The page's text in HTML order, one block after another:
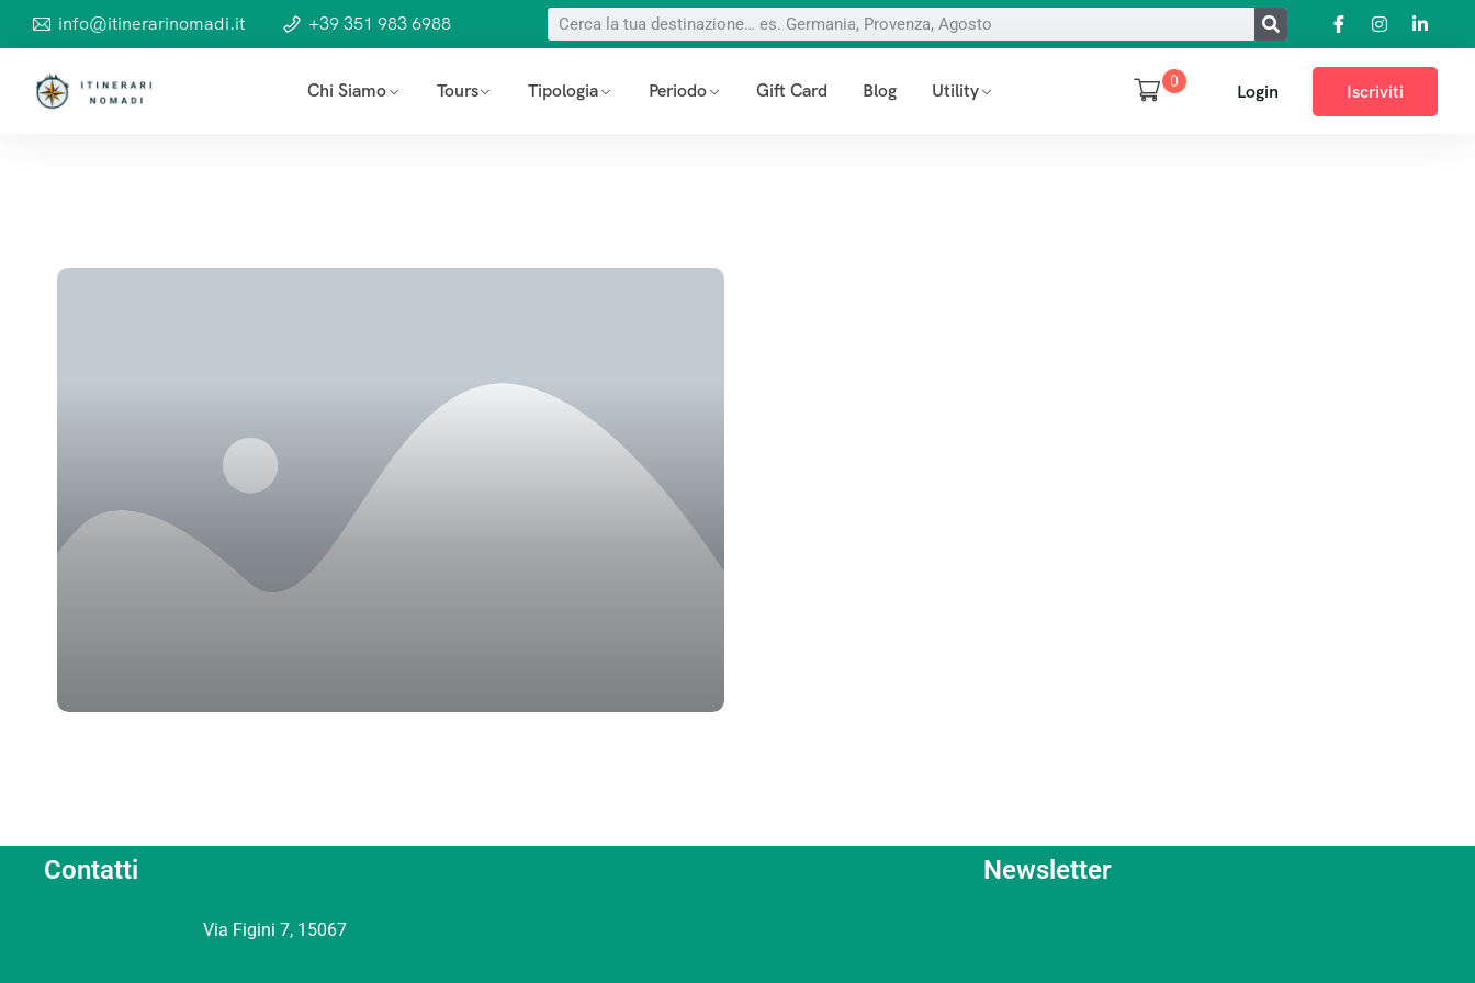
info@itinerarinomadi.it +39 351 983 6988
Chi Siamo Tours Tipologia Periodo Gift Card Blog Utility 0 Login Iscriviti
Contatti
Via Figini 7, 15067
Newsletter